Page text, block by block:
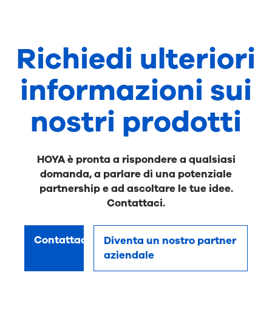
Richiedi ulteriori
informazioni sui
nostri prodotti
HOYA è pronta a rispondere a qualsiasi
domanda, a parlare di una potenziale
partnership e ad ascoltare le tue idee.
Contattaci.
Contattaci
Diventa un nostro partner
aziendale